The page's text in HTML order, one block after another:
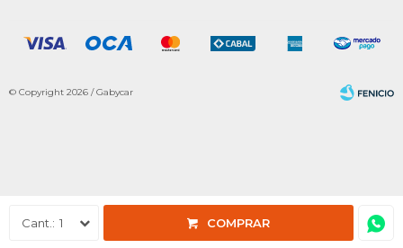
1 COMPRAR
© Copyright 2026 / Gabycar
Fenicio